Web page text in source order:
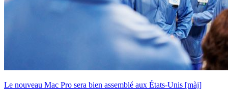
Le nouveau Mac Pro sera bien assemblé aux États-Unis [màj]